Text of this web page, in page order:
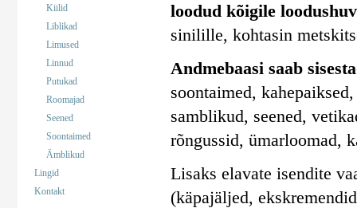
Kiilid
Liblikad
Limused
Linnud
Putukad
Roomajad
Seened
Soontaimed
Ämblikud
Lingid
Kontakt
loodud kõigile
sinilille, kohtasin
Andmebaasi saab
soontaimed,
samblikud, seened,
rõngussid, ümarloomad,
Lisaks elavate isendite
(käpajäljed,